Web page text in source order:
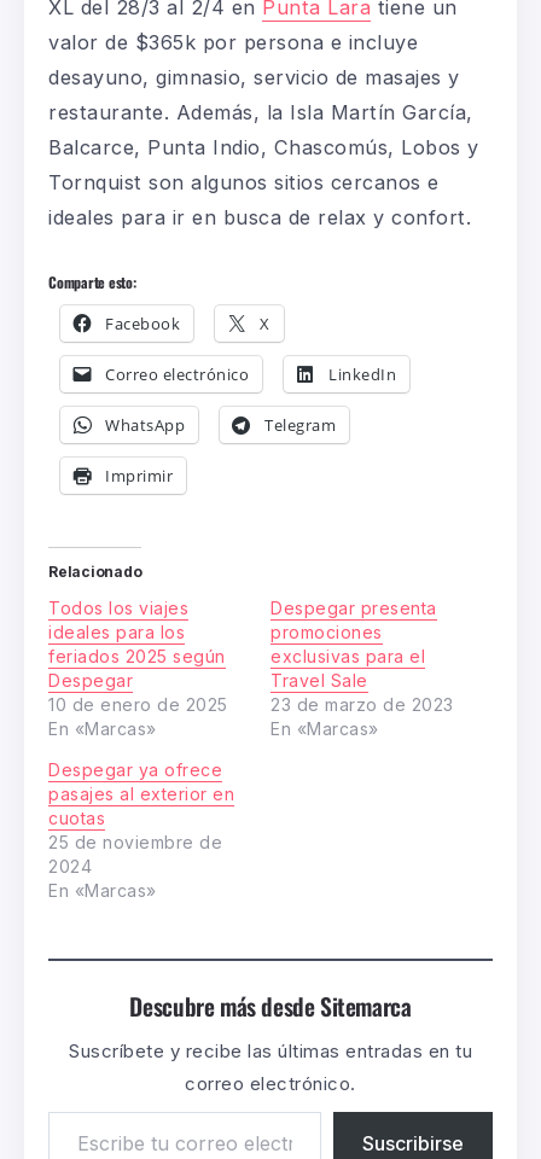
XL del 28/3 al 2/4 en Punta Lara tiene un
valor de $365k por persona e incluye
desayuno, gimnasio, servicio de masajes y
restaurante. Además, la Isla Martín García,
Balcarce, Punta Indio, Chascomús, Lobos y
Tornquist son algunos sitios cercanos e
ideales para ir en busca de relax y confort.
Comparte esto:
Facebook X
Correo electrónico LinkedIn
WhatsApp Telegram
Imprimir
Relacionado
Todos los viajes
ideales para los
feriados 2025 según
Despegar
10 de enero de 2025
En «Marcas»
Despegar presenta
promociones
exclusivas para el
Travel Sale
23 de marzo de 2023
En «Marcas»
Despegar ya ofrece
pasajes al exterior en
cuotas
25 de noviembre de
2024
En «Marcas»
Descubre más desde Sitemarca
Suscríbete y recibe las últimas entradas en tu
correo electrónico.
Suscribirse